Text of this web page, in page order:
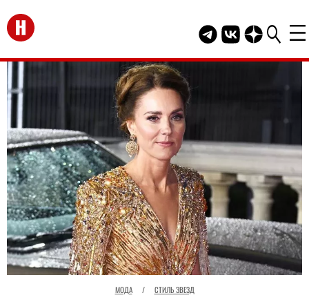
Перейти на главную
Telegram канал
Группа HELLO
Канал
МОДА / СТИЛЬ ЗВЕЗД